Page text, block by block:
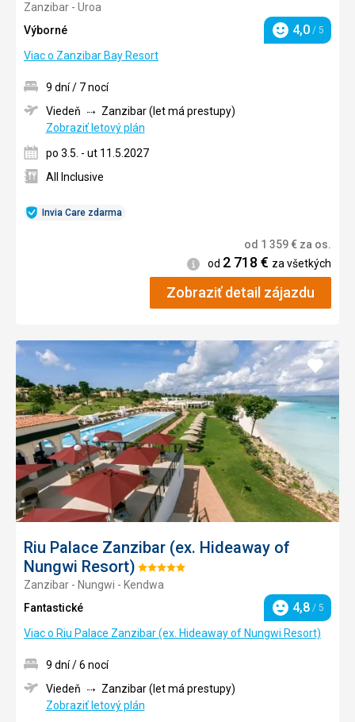
Zanzibar - Uroa
Výborné
Hodnotenie
4,0 / 5
Viac o Zanzibar Bay Resort
Invia Care zdarma
9 dní / 7 nocí
Viedeň
Zanzibar (let má prestupy)
Zobraziť letový plán
po 3.5. - ut 11.5.2027
All Inclusive
od 1 359€ za os.
Informácie
od 2 718 € za všetkých
Zobraziť detail zájazdu
Riu Palace Zanzibar (ex. Hideaway of
Nungwi Resort) Hodnotenie:
5/5
Zanzibar - Nungwi - Kendwa
Fantastické
Hodnotenie
4,8 / 5
Viac o Riu Palace Zanzibar (ex. Hideaway of Nungwi Resort)
Pridať
do
9 dní / 6 nocí
Viedeň
Zanzibar (let má prestupy)
Zobraziť letový plán